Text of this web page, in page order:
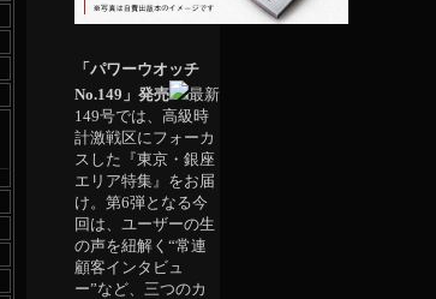
「パワーウオッチ
No.149」発売
最新
149号では、高級時
計激戦区にフォーカ
スした『東京・銀座
エリア特集』をお届
け。第6弾となる今
回は、ユーザーの生
の声を紐解く“常連
顧客インタビュ
ー”など、三つのカ